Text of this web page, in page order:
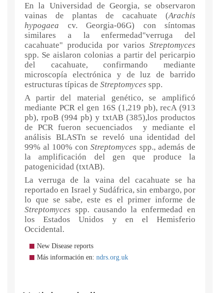
En la Universidad de Georgia, se observaron
vainas de plantas de cacahuate (Arachis
hypogaea cv. Georgia-06G) con síntomas
similares a la enfermedad"verruga del
cacahuate" producida por varios Streptomyces
spp. Se aislaron colonias a partir del pericarpio
del cacahuate, confirmando mediante
microscopía electrónica y de luz de barrido
estructuras típicas de Streptomyces spp.
A partir del material genético, se amplificó
mediante PCR el gen 16S (1,219 pb), recA (913
pb), rpoB (994 pb) y txtAB (385),los productos
de PCR fueron secuenciados y mediante el
análisis BLASTn se reveló una identidad del
99% al 100% conStreptomyces spp., además de
la amplificación del gen que produce la
patogenicidad (txtAB).
La verruga de la vaina del cacahuate se ha
reportado en Israel y Sudáfrica, sin embargo, por
lo que se sabe, este es el primer informe de
Streptomyces spp. causando la enfermedad en
los Estados Unidos y en el Hemisferio
Occidental.
New Disease reports
Más información en: ndrs.org.uk